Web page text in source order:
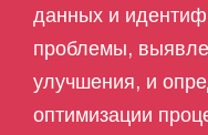
данных и
проблемы,
улучшения, и
оптимизации